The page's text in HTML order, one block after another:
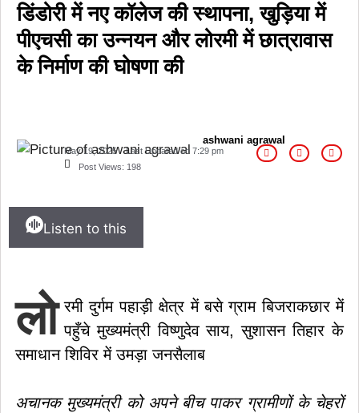
डिंडोरी में नए कॉलेज की स्थापना, खुड़िया में
पीएचसी का उन्नयन और लोरमी में छात्रावास
के निर्माण की घोषणा की
ashwani agrawal
May 19, 2025 Last Updated on 7:29 pm
Post Views: 198
Listen to this
लो रमी दुर्गम पहाड़ी क्षेत्र में बसे ग्राम बिजराकछार में
पहुँचे मुख्यमंत्री विष्णुदेव साय, सुशासन तिहार के
समाधान शिविर में उमड़ा जनसैलाब
अचानक मुख्यमंत्री को अपने बीच पाकर ग्रामीणों के चेहरों